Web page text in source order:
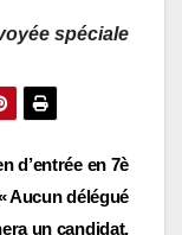
spéciale
d’entrée en 7è
Aucun délégué
un candidat,